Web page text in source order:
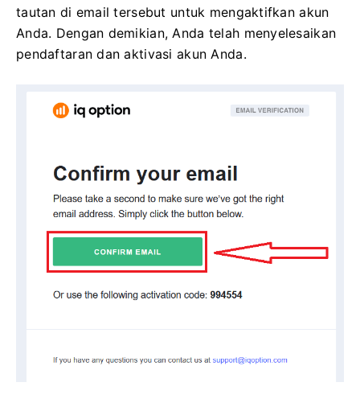
tautan di email tersebut untuk mengaktifkan akun
Anda. Dengan demikian, Anda telah menyelesaikan
pendaftaran dan aktivasi akun Anda.